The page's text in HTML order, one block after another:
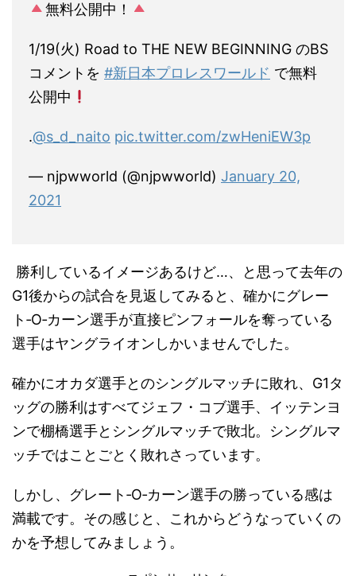
無料公開中！
1/19(火) Road to THE NEW BEGINNING のBS
コメントを #新日本プロレスワールド で無料
公開中
.@s_d_naito pic.twitter.com/zwHeniEW3p
— njpwworld (@njpwworld) January 20,
2021
勝利しているイメージあるけど…、と思って去年の
G1後からの試合を見返してみると、確かにグレー
ト‐O‐カーン選手が直接ピンフォールを奪っている
選手はヤングライオンしかいませんでした。
確かにオカダ選手とのシングルマッチに敗れ、G1タ
ッグの勝利はすべてジェフ・コブ選手、イッテンヨ
ンで棚橋選手とシングルマッチで敗北。シングルマ
ッチではことごとく敗れさっています。
しかし、グレート‐O‐カーン選手の勝っている感は
満載です。その感じと、これからどうなっていくの
かを予想してみましょう。